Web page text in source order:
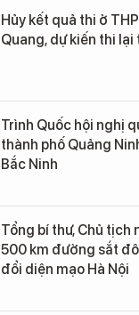
Hủy kết quả thi ở
Quang, dự kiến thi
Trình Quốc hội nghị
thành phố Quảng
Bắc Ninh
Tổng bí thư, Chủ tịch
500 km đường sắt
đổi diện mạo Hà Nội